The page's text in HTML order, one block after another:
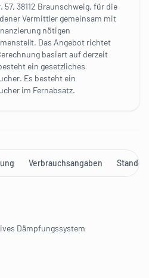
38112 Braunschweig, für die
Vermittler gemeinsam mit
nötigen
Das Angebot richtet
basiert auf derzeit
ein gesetzliches
Es besteht ein
im Fernabsatz.
Verbrauchsangaben Standort
Dämpfungssystem